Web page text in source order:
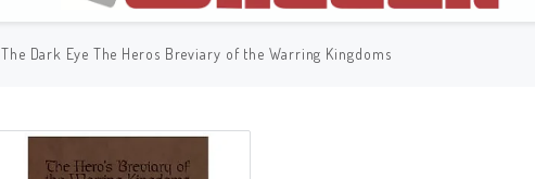
The Dark Eye The Heros Breviary of the Warring Kingdoms